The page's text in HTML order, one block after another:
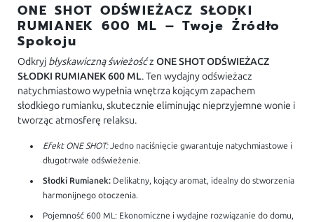
ONE SHOT ODŚWIEŻACZ SŁODKI
RUMIANEK 600 ML – Twoje Źródło
Spokoju
Odkryj błyskawiczną świeżośćzONE SHOT ODŚWIEŻACZ
SŁODKI RUMIANEK 600 ML. Ten wydajny odświeżacz
natychmiastowo wypełnia wnętrza kojącym zapachem
słodkiego rumianku, skutecznie eliminując nieprzyjemne wonie i
tworząc atmosferę relaksu.
Efekt ONE SHOT:Jedno naciśnięcie gwarantuje natychmiastowe i
długotrwałe odświeżenie.
Słodki Rumianek: Delikatny, kojący aromat, idealny do stworzenia
harmonijnego otoczenia.
Pojemność 600 ML: Ekonomiczne i wydajne rozwiązanie do domu,